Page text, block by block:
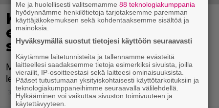
Kevään trendikkäin
eläinkuosi ihastuttaa –
sopiiko sinulle?
Muotivaikuttajat ovat vakuuttuneet
lehmännahkakuosista.
30.1.2019 17:45
Me ja huolellisesti valitsemamme88 teknologiakumppania
hyödynnämme henkilötietoja tarjotaksemme paremman
käyttäjäkokemuksen sekä kohdentaaksemme sisältöä ja
mainoksia.
Hyväksymällä suostut tietojesi käyttöön seuraavasti
Käytämme laitetunnisteita ja tallennamme evästeitä
laitteellesi saadaksemme tietoja esimerkiksi sivuista, joilla
vierailit, IP-osoitteestasi sekä laitteesi ominaisuuksista.
Pääset tutustumaan yksityiskohtaisesti käyttötarkoituksiin ja
teknologiakumppaneihimme seuraavalla välilehdellä.
Hylkääminen voi vaikuttaa sivuston toimivuuteen ja
käytettävyyteen.